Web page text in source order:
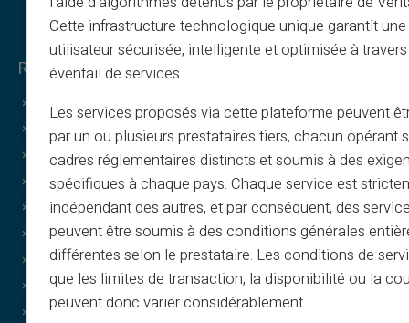
Rechtliches & Bedingungen
Allgemeine Geschäftsbedingungen
Rechtliche Hinweise
Datenschutzerklärung
Nutzungsbedingungen
Cookie-Richtlinie
FAQ
Tutorials
Bedingungen – Empfehlungsprogramm
Richtlinie für Druck und Bildnutzung
Cette infrastructure technologique unique garantit
utilisateur sécurisée, intelligente et optimisée à
éventail de services.
Les services proposés via cette plateforme peuvent
par un ou plusieurs prestataires tiers, chacun opérant
cadres réglementaires distincts et soumis à des
spécifiques à chaque pays. Chaque service est
indépendant des autres, et par conséquent, des
peuvent être soumis à des conditions générales
différentes selon le prestataire. Les conditions de
que les limites de transaction, la disponibilité ou la
peuvent donc varier considérablement.